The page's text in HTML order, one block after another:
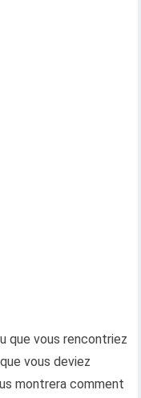
que vous rencontriez
vous deviez
montrera comment